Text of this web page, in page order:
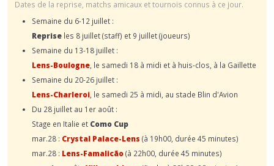
Dates de la reprise, matchs amicaux et tournois connus à ce jour.
Semaine du 6-12 juillet :
Reprise les 8 juillet (staff) et 9 juillet (joueurs)
Semaine du 13-18 juillet :
Lens-Boulogne , le samedi 18 à midi et à huis-clos, à la Gaillette
Semaine du 20-26 juillet :
Lens-Charleroi , le samedi 25 à midi, au stade Blin d'Avion
Du 28 juillet au 1er août :
Stage en Italie et Como Cup
mar.28 : Crystal Palace-Lens (à 19h00, durée 45 minutes)
mar.28 : Lens-Famalicão(à 22h00, durée 45 minutes)